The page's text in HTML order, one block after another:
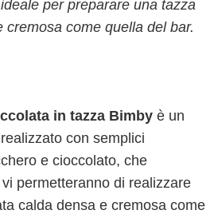
per preparare una tazza
cremosa come quella del bar.
in tazza Bimby è un
con semplici
e cioccolato, che
permetteranno di realizzare
calda densa e cremosa come